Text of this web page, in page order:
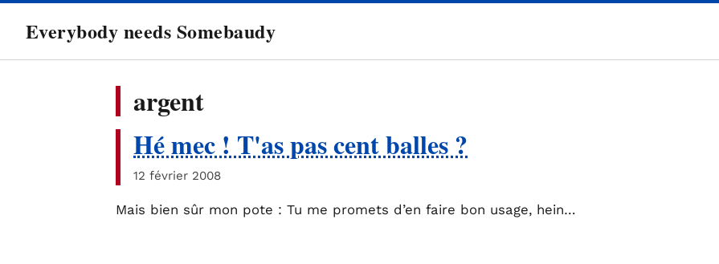
Everybody needs Somebaudy
argent
Hé mec ! T'as pas cent balles ?
12 février 2008
Mais bien sûr mon pote : Tu me promets d’en faire bon usage, hein…